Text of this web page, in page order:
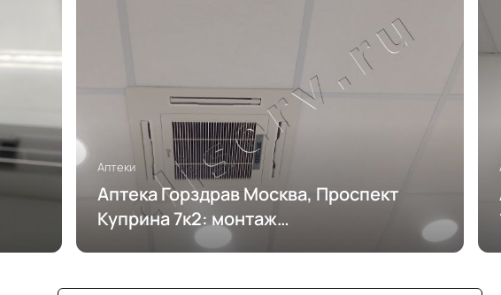
Аптеки
Аптека Горздрав Москва, Проспект
Куприна 7к2: монтаж
кондиционирования